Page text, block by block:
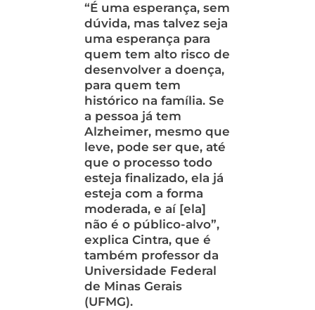
“É uma esperança, sem
dúvida, mas talvez seja
uma esperança para
quem tem alto risco de
desenvolver a doença,
para quem tem
histórico na família. Se
a pessoa já tem
Alzheimer, mesmo que
leve, pode ser que, até
que o processo todo
esteja finalizado, ela já
esteja com a forma
moderada, e aí [ela]
não é o público-alvo”,
explica Cintra, que é
também professor da
Universidade Federal
de Minas Gerais
(UFMG).